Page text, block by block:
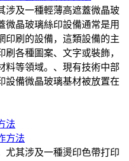
涉及一種輕薄高遮蓋微晶玻
微晶玻璃絲印設備通常是用
印刷的設備，這類設備的主
各種圖案、文字或裝飾，
料等領域。、現有技術中部
設備微晶玻璃基材被放置在
法
尤其涉及一種燙印色帶打印